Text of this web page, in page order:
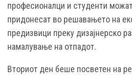
професионалци и студенти
придонесат во решавањето на
предизвици преку дизајнерско
намалување на отпадот.
Вториот ден беше посветен на